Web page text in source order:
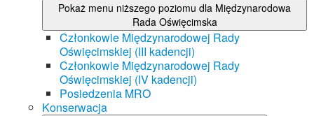
Pokaż menu niższego poziomu dla Międzynarodowa
Rada Oświęcimska
Członkowie Międzynarodowej Rady
Oświęcimskiej (III kadencji)
Członkowie Międzynarodowej Rady
Oświęcimskiej (IV kadencji)
Posiedzenia MRO
Konserwacja